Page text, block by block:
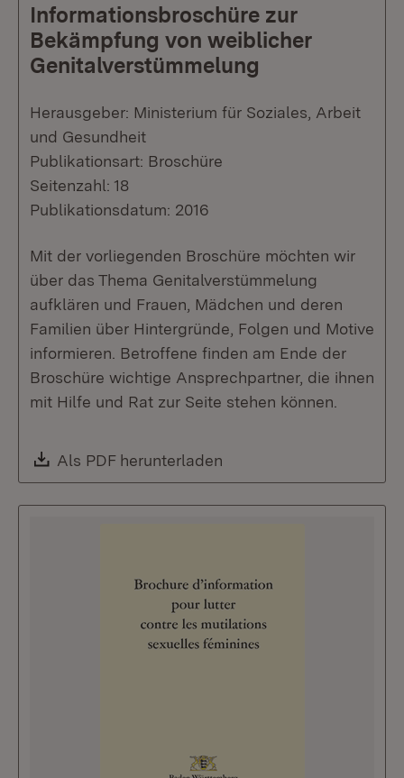
Informationsbroschüre zur
Bekämpfung von weiblicher
Genitalverstümmelung
Herausgeber: Ministerium für Soziales, Arbeit
und Gesundheit
Publikationsart: Broschüre
Seitenzahl: 18
Publikationsdatum: 2016
Mit der vorliegenden Broschüre möchten wir
über das Thema Genitalverstümmelung
aufklären und Frauen, Mädchen und deren
Familien über Hintergründe, Folgen und Motive
informieren. Betroffene finden am Ende der
Broschüre wichtige Ansprechpartner, die ihnen
mit Hilfe und Rat zur Seite stehen können.
Download:
Als PDF herunterladen